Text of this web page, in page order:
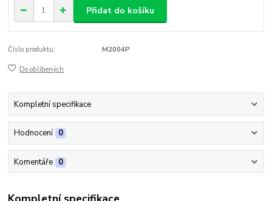
Přidat do košíku
Číslo produktu: M2004P
Do oblíbených
Kompletní specifikace
Hodnocení 0
Komentáře 0